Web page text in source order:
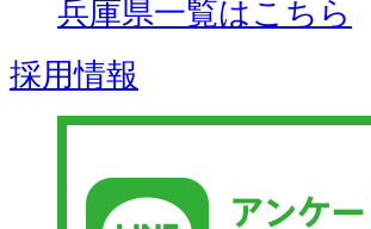
兵庫県一覧はこちら
採用情報